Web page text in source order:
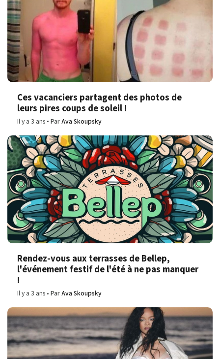
Ces vacanciers partagent des photos de
leurs pires coups de soleil !
Il y a 3 ans ParAva Skoupsky
Rendez-vous aux terrasses de Bellep,
l'événement festif de l'été à ne pas manquer
!
Il y a 3 ans ParAva Skoupsky